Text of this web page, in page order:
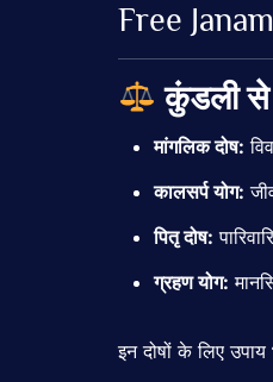
Free Janam
कुंडली
मांगलिकदोष:
कालसर्पयोग:
पितृदोष:
ग्रहणयोग:
इनदोषोंकेलिएउपाय